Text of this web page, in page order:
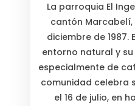
La parroquia El
cantón
diciembre de 1987.
entorno natural y
especialmente de
comunidad celebra
el 16 de julio, en